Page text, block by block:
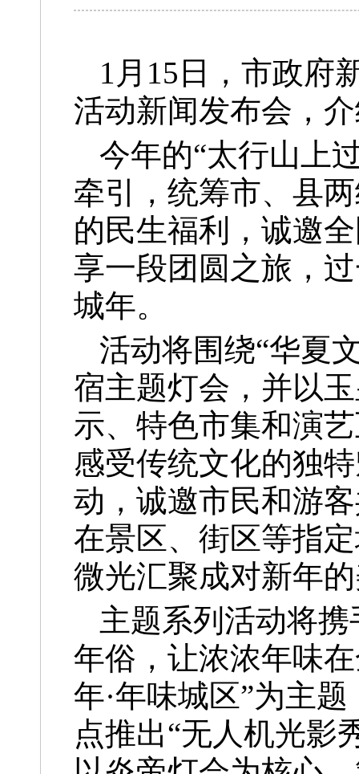
1月15日，市政府
活动新闻发布会，
今年的“太行山上
牵引，统筹市、县
的民生福利，诚邀
享一段团圆之旅，
城年。
活动将围绕“华夏
宿主题灯会，并以
示、特色市集和演
感受传统文化的独
动，诚邀市民和游
在景区、街区等指
微光汇聚成对新年
主题系列活动将
年俗，让浓浓年味
年·年味城区”为主
点推出“无人机光影